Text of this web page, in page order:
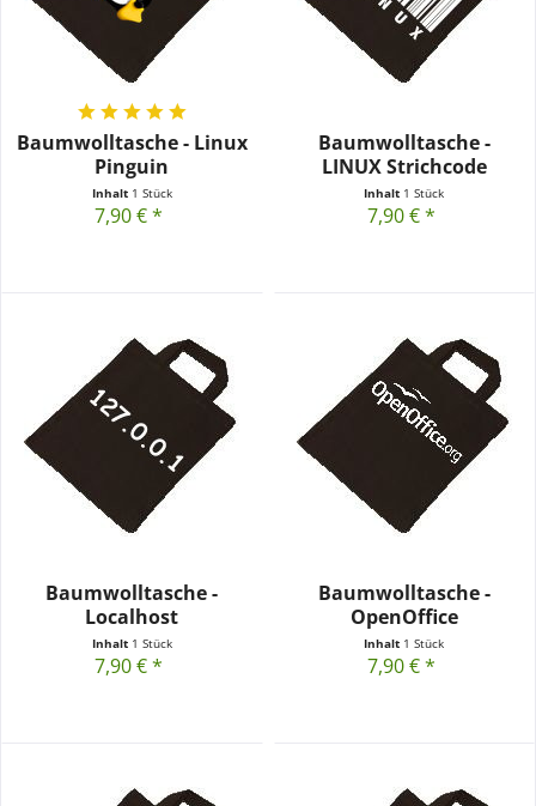
Baumwolltasche - Linux
Pinguin
Inhalt 1 Stück
7,90 € *
Baumwolltasche -
LINUX Strichcode
Inhalt 1 Stück
7,90 € *
Baumwolltasche -
Localhost
Inhalt 1 Stück
7,90 € *
Baumwolltasche -
OpenOffice
Inhalt 1 Stück
7,90 € *